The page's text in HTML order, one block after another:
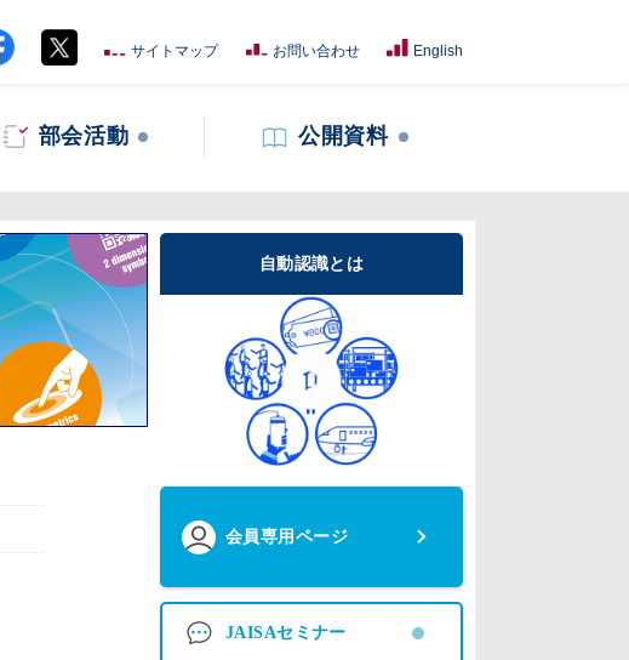
サイトマップ お問い合わせ English
部会活動 公開資料
自動認識とは
会員専用ページ
JAISAセミナー